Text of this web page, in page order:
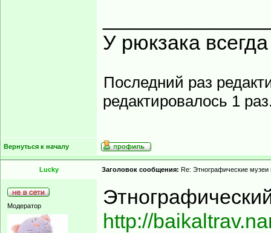
У рюкзака
Последний раз
редактировалось 1
Вернуться к началу
Lucky Заголовок сообщения: Re: Этнографические
Модератор
http://